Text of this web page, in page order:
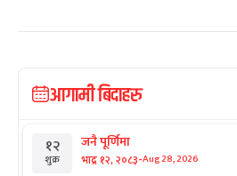
आगामी बिदाहरु
१२
शुक्र
जनै पूर्णिमा
भाद्र १२, २०८३-Aug 28, 2026